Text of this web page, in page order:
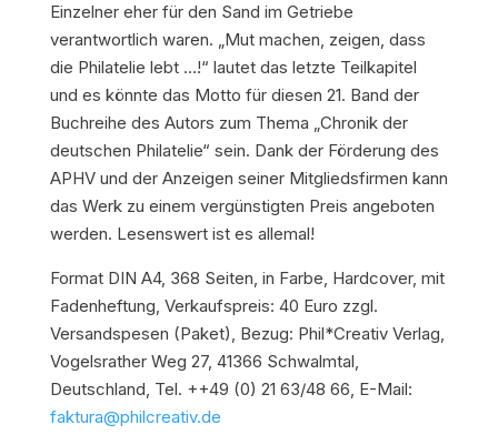
Einzelner eher für den Sand im Getriebe
verantwortlich waren. „Mut machen, zeigen, dass
die Philatelie lebt …!“ lautet das letzte Teilkapitel
und es könnte das Motto für diesen 21. Band der
Buchreihe des Autors zum Thema „Chronik der
deutschen Philatelie“ sein. Dank der Förderung des
APHV und der Anzeigen seiner Mitgliedsfirmen kann
das Werk zu einem vergünstigten Preis angeboten
werden. Lesenswert ist es allemal!
Format DIN A4, 368 Seiten, in Farbe, Hardcover, mit
Fadenheftung, Verkaufspreis: 40 Euro zzgl.
Versandspesen (Paket), Bezug: Phil*Creativ Verlag,
Vogelsrather Weg 27, 41366 Schwalmtal,
Deutschland, Tel. ++49 (0) 21 63/48 66, E-Mail:
faktura@philcreativ.de